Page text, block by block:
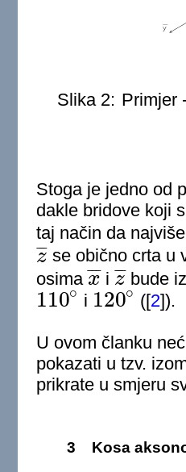
Slika 2: Primjer
Stoga je jedno od
dakle bridove koji
taj način da
z
¯¯
¯
z¯ se obično crta u
osima x
¯¯
¯
x¯ i z
¯¯
¯
z¯ bude
110∘
110∘ i 120∘
120∘ ([2]).
U ovom članku
pokazati u tzv.
prikrate u smjeru
3 Kosa